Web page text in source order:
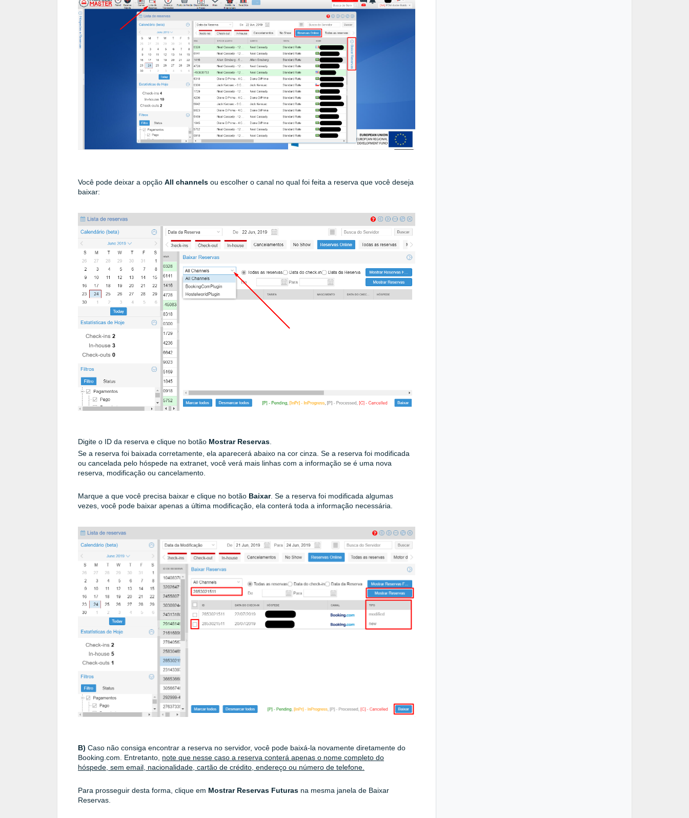
Você pode deixar a opção All channels ou escolher o canal no qual foi feita a reserva que você deseja
baixar:
Digite o ID da reserva e clique no botão Mostrar Reservas
Se a reserva foi baixada corretamente, ela aparecerá abaixo na cor cinza. Se a reserva foi modificada
ou cancelada pelo hóspede na extranet, você verá mais linhas com a informação se é uma nova
reserva, modificação ou cancelamento.
Marque a que você precisa baixar e clique no botão Baixar. Se a reserva foi modificada algumas
vezes, você pode baixar apenas a última modificação, ela conterá toda a informação necessária.
B) Caso não consiga encontrar a reserva no servidor, você pode baixá-la novamente diretamente do
Booking.com. Entretanto, note que nesse caso a reserva conterá apenas o nome completo do
hóspede, sem email, nacionalidade, cartão de crédito, endereço ou número de telefone.
Para prosseguir desta forma, clique em Mostrar Reservas Futuras na mesma janela de Baixar
Reservas.